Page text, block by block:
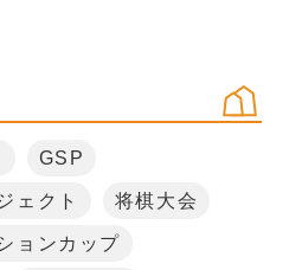
GSP
ェクト 将棋大会
ョンカップ